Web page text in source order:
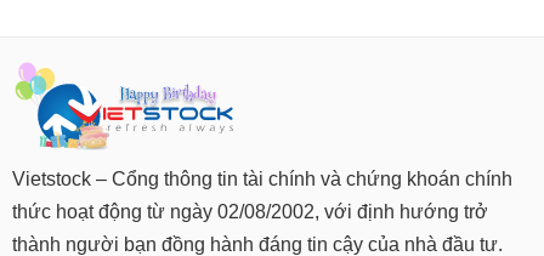
Vietstock – Cổng thông tin tài chính và chứng khoán chính
thức hoạt động từ ngày 02/08/2002, với định hướng trở
thành người bạn đồng hành đáng tin cậy của nhà đầu tư.